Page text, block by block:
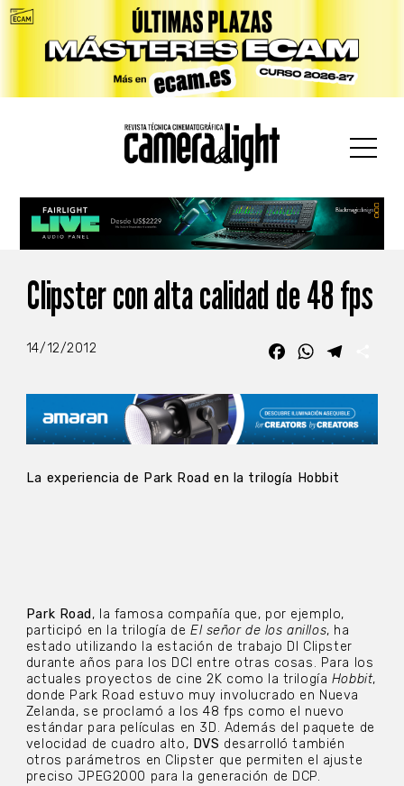
Clipster con alta calidad de 48 fps
14/12/2012 FacebookWhatsApp
La experiencia de Park Road en la trilogía Hobbit
Park Road , la famosa compañía que, por ejemplo,
participó en la trilogía de El señor de los anillos, ha
estado utilizando la estación de trabajo DI Clipster
durante años para los DCI entre otras cosas. Para los
actuales proyectos de cine 2K como la trilogía Hobbit,
donde Park Road estuvo muy involucrado en Nueva
Zelanda, se proclamó a los 48 fps como el nuevo
estándar para películas en 3D. Además del paquete de
velocidad de cuadro alto, DVS desarrolló también
otros parámetros en Clipster que permiten el ajuste
preciso JPEG2000 para la generación de DCP.